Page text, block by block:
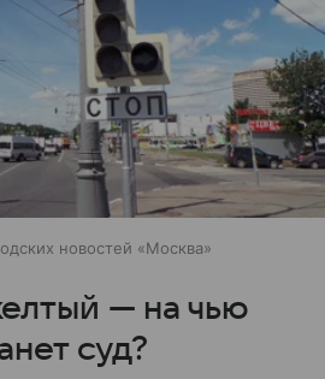
новостей «Москва»
— на чью
суд?